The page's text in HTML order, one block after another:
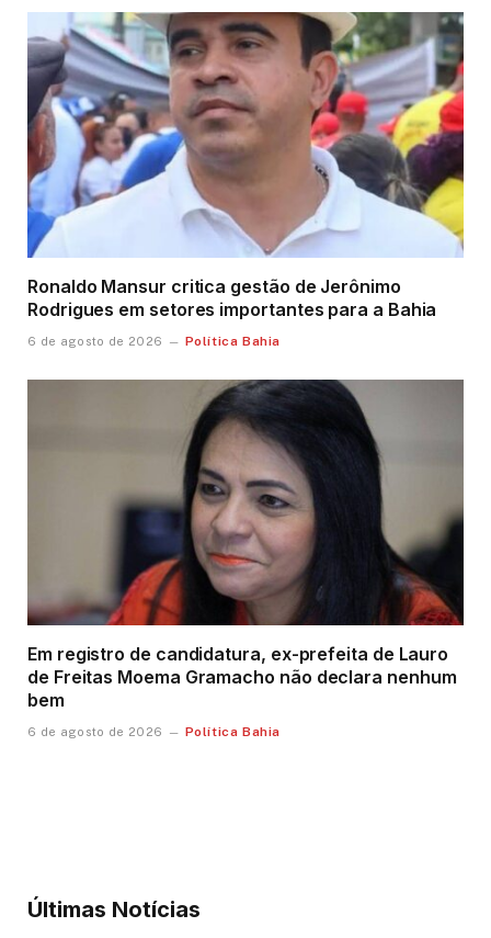
Ronaldo Mansur critica gestão de Jerônimo
Rodrigues em setores importantes para a Bahia
6 de agosto de 2026 Política Bahia
Em registro de candidatura, ex-prefeita de Lauro
de Freitas Moema Gramacho não declara nenhum
bem
6 de agosto de 2026 Política Bahia
Últimas Notícias